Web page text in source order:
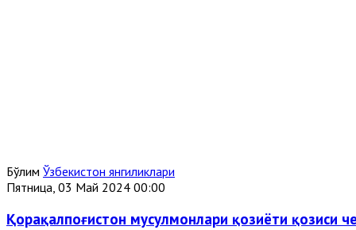
Бўлим Ўзбекистон янгиликлари
Пятница, 03 Май 2024 00:00
Қорақалпоғистон мусулмонлари қозиёти қозиси